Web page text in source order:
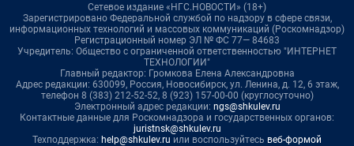
Сетевое издание «НГС.НОВОСТИ» (18+)
Зарегистрировано Федеральной службой по надзору в сфере связи,
информационных технологий и массовых коммуникаций (Роскомнадзор)
Регистрационный номер ЭЛ № ФС 77— 84683
Учредитель: Общество с ограниченной ответственностью "ИНТЕРНЕТ
ТЕХНОЛОГИИ"
Главный редактор: Громкова Елена Александровна
Адрес редакции: 630099, Россия, Новосибирск, ул. Ленина, д. 12, 6 этаж,
телефон 8 (383) 212-52-52, 8 (923) 157-00-00 (круглосуточно)
Электронный адрес редакции: ngs@shkulev.ru
Контактные данные для Роскомнадзора и государственных органов:
juristnsk@shkulev.ru
Техподдержка: help@shkulev.ru или воспользуйтесь веб-формой